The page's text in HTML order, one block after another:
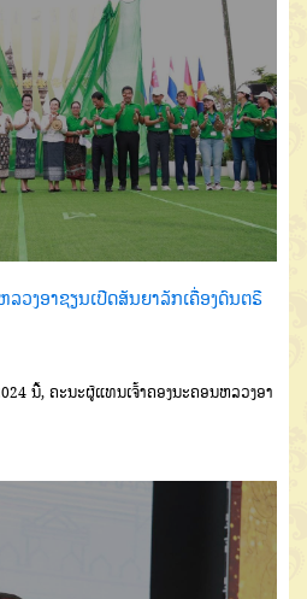
ວງອາຊຽນເປີດສັນຍາລັກເຄື່ອງດົນຕຣີ
ນີ້, ຄະນະຜູ້ແທນເຈົ້າຄອງນະຄອນຫລວງອາ